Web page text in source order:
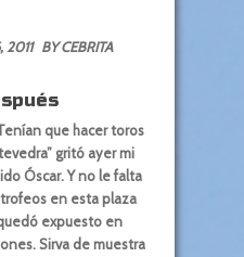
2011 BY CEBRITA
que hacer toros
gritó ayer mi
Óscar. Y no le falta
en esta plaza
expuesto en
Sirva de muestra